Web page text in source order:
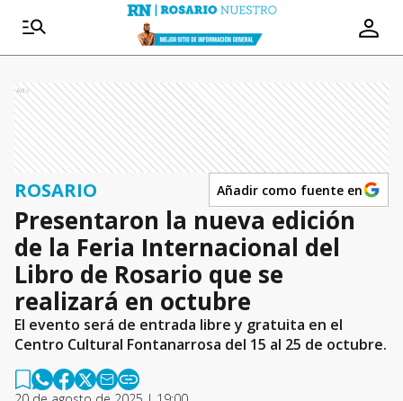
Ads
ROSARIO Añadir como fuente en
Presentaron la nueva edición
de la Feria Internacional del
Libro de Rosario que se
realizará en octubre
El evento será de entrada libre y gratuita en el
Centro Cultural Fontanarrosa del 15 al 25 de octubre.